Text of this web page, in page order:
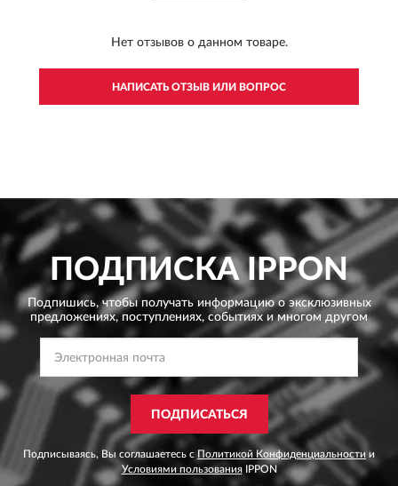
Нет отзывов о данном товаре.
НАПИСАТЬ ОТЗЫВ ИЛИ ВОПРОС
ПОДПИСКАIPPON
Подпишись, чтобы получать информацию о эксклюзивных
предложениях,поступлениях, событиях и многом другом
ПОДПИСАТЬСЯ
Подписываясь, Вы соглашаетесь с Политикой Конфиденциальности и
Условиями пользованияIPPON